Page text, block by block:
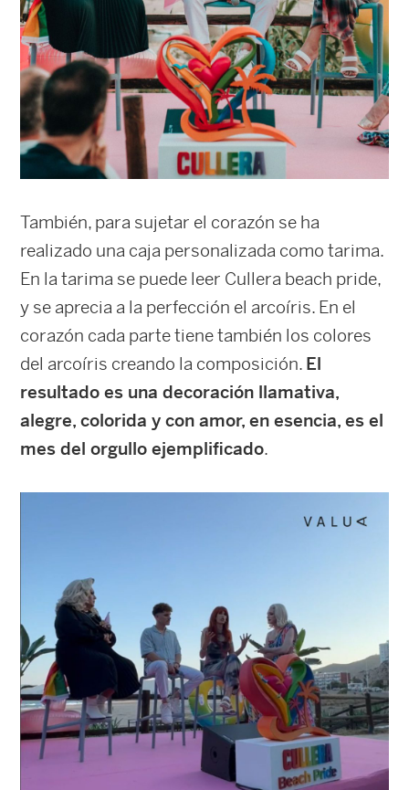
También, para sujetar el corazón se ha
realizado una caja personalizada como tarima.
En la tarima se puede leer Cullera beach pride,
y se aprecia a la perfección el arcoíris. En el
corazón cada parte tiene también los colores
del arcoíris creando la composición. El
resultado es una decoración llamativa,
alegre, colorida y con amor, en esencia, es el
mes del orgullo ejemplificado.